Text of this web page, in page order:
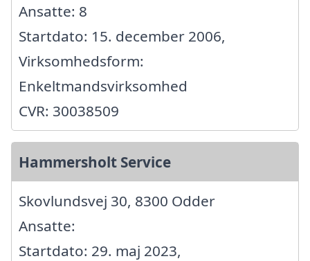
Ansatte: 8
Startdato: 15. december 2006,
Virksomhedsform:
Enkeltmandsvirksomhed
CVR: 30038509
Hammersholt Service
Skovlundsvej 30, 8300 Odder
Ansatte:
Startdato: 29. maj 2023,